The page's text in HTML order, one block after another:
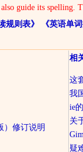
guide its spelling.
规则表》 《英语单
）修订说明
相
这
我
ie
关
疑